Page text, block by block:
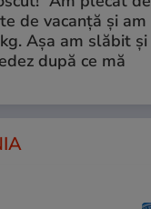
de vacanță și am
Așa am slăbit și
după ce mă